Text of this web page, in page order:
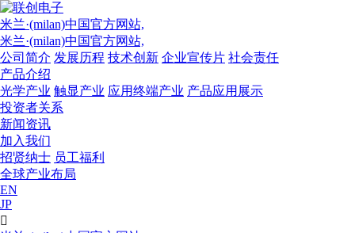
米兰·(milan)中国官方网站,
米兰·(milan)中国官方网站,
公司简介 发展历程 技术创新 企业宣传片 社会责任
产品介绍
光学产业 触显产业 应用终端产业 产品应用展示
投资者关系
新闻资讯
加入我们
招贤纳士 员工福利
全球产业布局
EN
JP
